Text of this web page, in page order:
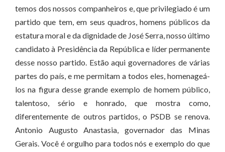
temos dos nossos companheiros e, que privilegiado é um
partido que tem, em seus quadros, homens públicos da
estatura moral e da dignidade de José Serra, nosso último
candidato à Presidência da República e líder permanente
desse nosso partido. Estão aqui governadores de várias
partes do país, e me permitam a todos eles, homenageá-
los na figura desse grande exemplo de homem público,
talentoso, sério e honrado, que mostra como,
diferentemente de outros partidos, o PSDB se renova.
Antonio Augusto Anastasia, governador das Minas
Gerais. Você é orgulho para todos nós e exemplo do que